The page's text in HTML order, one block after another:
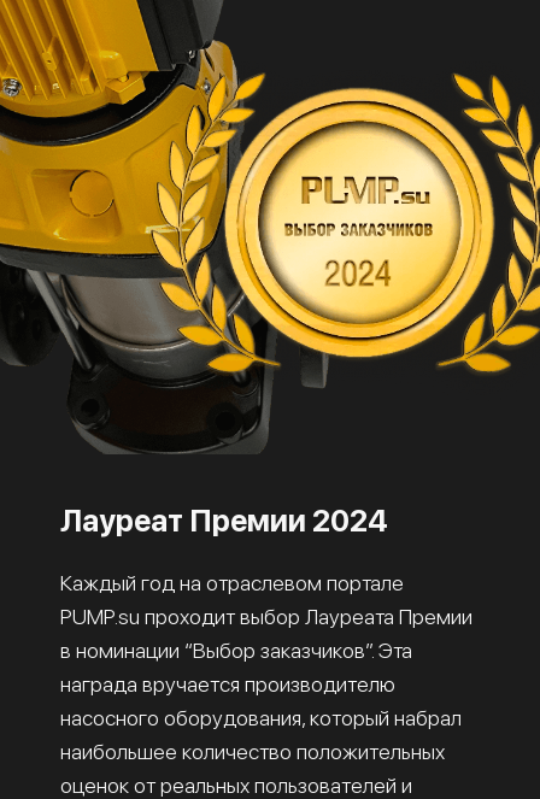
Лауреат Премии 2024
Каждый год на отраслевом портале
PUMP.su проходит выбор Лауреата Премии
в номинации “Выбор заказчиков”. Эта
награда вручается производителю
насосного оборудования, который набрал
наибольшее количество положительных
оценок от реальных пользователей и